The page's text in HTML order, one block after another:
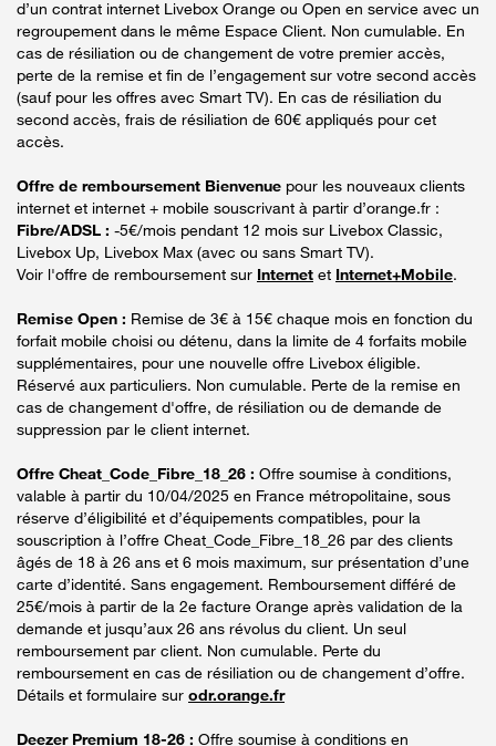
d’un contrat internet Livebox Orange ou Open en service avec un
regroupement dans le même Espace Client. Non cumulable. En
cas de résiliation ou de changement de votre premier accès,
perte de la remise et fin de l’engagement sur votre second accès
(sauf pour les offres avec Smart TV). En cas de résiliation du
second accès, frais de résiliation de 60€ appliqués pour cet
accès.
Offre de remboursement Bienvenue pour les nouveaux clients
internet et internet + mobile souscrivant à partir d’orange.fr :
Fibre/ADSL : -5€/mois pendant 12 mois sur Livebox Classic,
Livebox Up, Livebox Max (avec ou sans Smart TV).
Voir l'offre de remboursement sur Internet et Internet+Mobile.
Remise Open : Remise de 3€ à 15€ chaque mois en fonction du
forfait mobile choisi ou détenu, dans la limite de 4 forfaits mobile
supplémentaires, pour une nouvelle offre Livebox éligible.
Réservé aux particuliers. Non cumulable. Perte de la remise en
cas de changement d'offre, de résiliation ou de demande de
suppression par le client internet.
Offre Cheat_Code_Fibre_18_26 : Offre soumise à conditions,
valable à partir du 10/04/2025 en France métropolitaine, sous
réserve d’éligibilité et d’équipements compatibles, pour la
souscription à l’offre Cheat_Code_Fibre_18_26 par des clients
âgés de 18 à 26 ans et 6 mois maximum, sur présentation d’une
carte d’identité. Sans engagement. Remboursement différé de
25€/mois à partir de la 2e facture Orange après validation de la
demande et jusqu’aux 26 ans révolus du client. Un seul
remboursement par client. Non cumulable. Perte du
remboursement en cas de résiliation ou de changement d’offre.
Détails et formulaire sur odr.orange.fr
Deezer Premium 18-26 : Offre soumise à conditions en